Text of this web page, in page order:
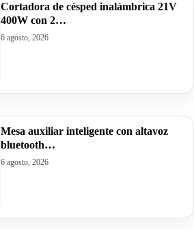
Cortadora de césped inalámbrica 21V
400W con 2…
6 agosto, 2026
Mesa auxiliar inteligente con altavoz
bluetooth…
6 agosto, 2026